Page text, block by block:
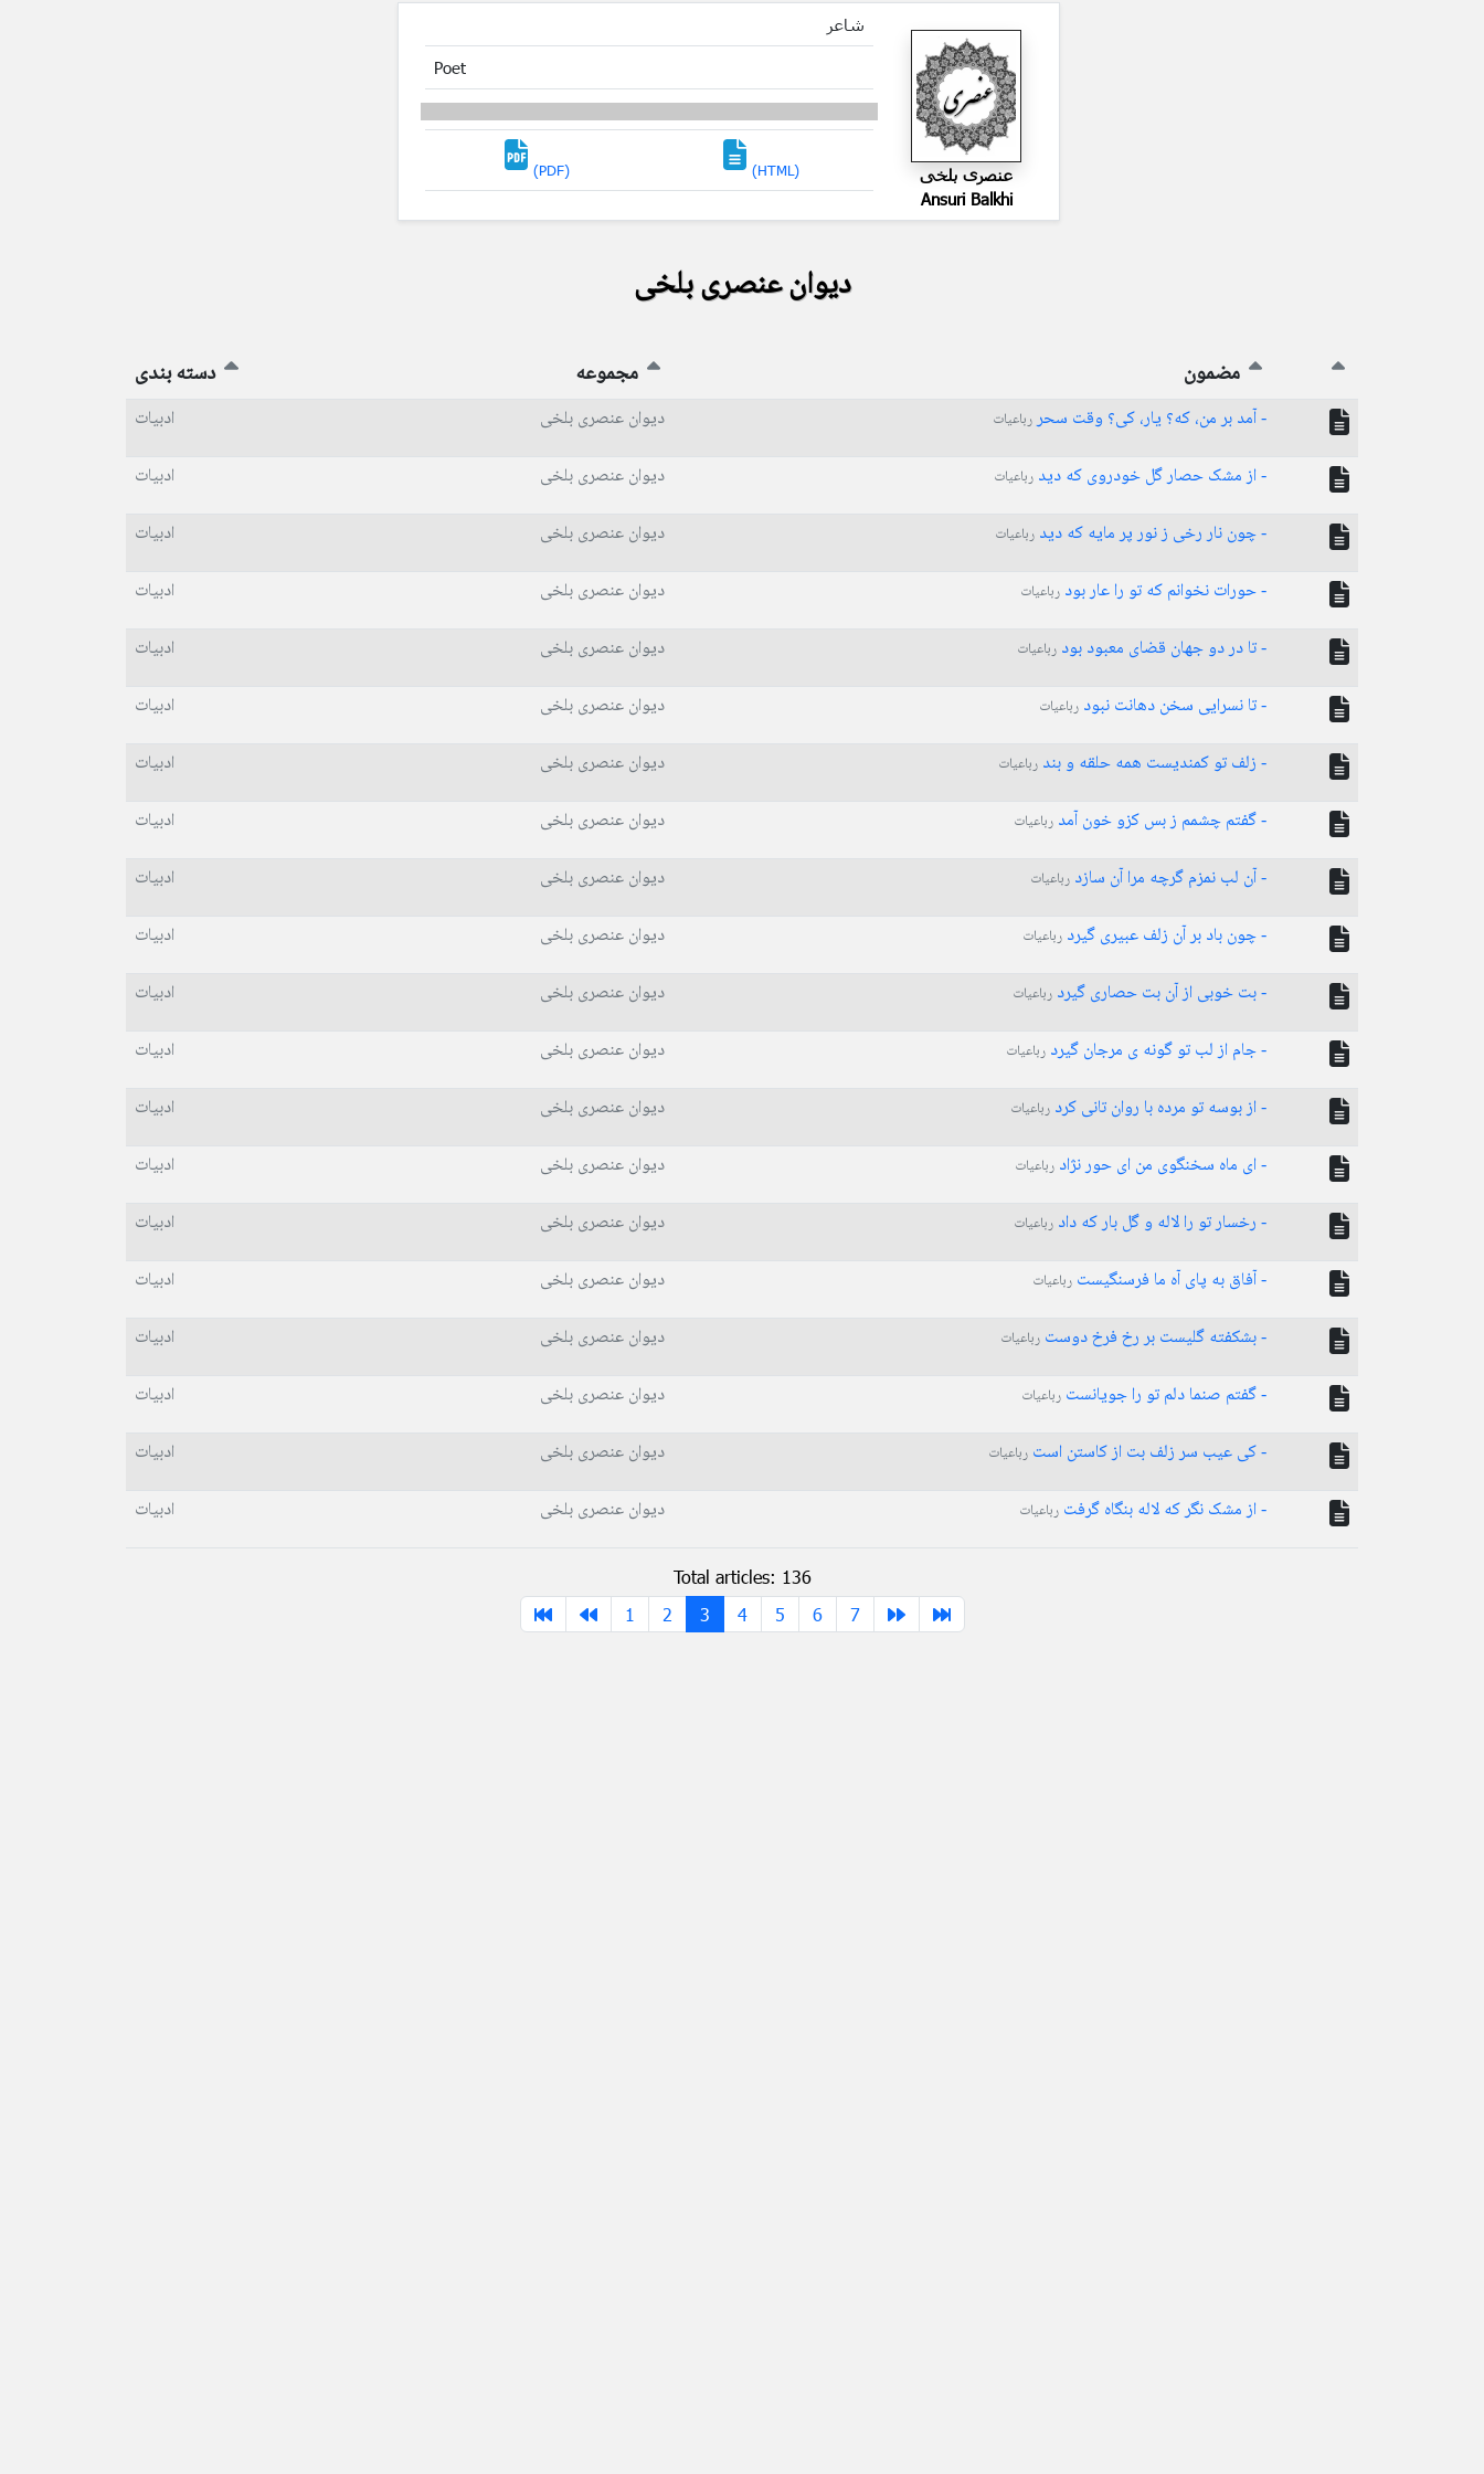
شاعر
Poet
(PDF) (HTML)
عنصری بلخی
Ansuri Balkhi
دیوان عنصری بلخی
مضمون مجموعه دسته بندی
- آمد بر من، که؟ یار، کی؟ وقت سحررباعیات دیوان عنصری بلخی
ادبیات
- از مشک حصار گل خودروی که دید رباعیات دیوان عنصری بلخی
ادبیات
- چون نار رخی ز نور پر مایه که دید رباعیات دیوان عنصری بلخی
ادبیات
- حورات نخوانم که تو را عار بود رباعیات دیوان عنصری بلخی
ادبیات
- تا در دو جهان قضای معبود بود رباعیات دیوان عنصری بلخی
ادبیات
- تا نسرایی سخن دهانت نبود رباعیات دیوان عنصری بلخی
ادبیات
- زلف تو کمندیست همه حلقه و بند رباعیات دیوان عنصری بلخی
ادبیات
- گفتم چشمم ز بس کزو خون آمد رباعیات دیوان عنصری بلخی
ادبیات
- آن لب نمزم گرچه مرا آن سازد رباعیات دیوان عنصری بلخی
ادبیات
- چون باد بر آن زلف عبیری گیرد رباعیات دیوان عنصری بلخی
ادبیات
- بت خوبی از آن بت حصاری گیرد رباعیات دیوان عنصری بلخی
ادبیات
- جام از لب تو گونه ی مرجان گیرد رباعیات دیوان عنصری بلخی
ادبیات
- از بوسه تو مرده با روان تانی کرد رباعیات دیوان عنصری بلخی
ادبیات
- ای ماه سخنگوی من ای حور نژاد رباعیات دیوان عنصری بلخی
ادبیات
- رخسار تو را لاله و گل بار که داد رباعیات دیوان عنصری بلخی
ادبیات
- آفاق به پای آه ما فرسنگیست رباعیات دیوان عنصری بلخی
ادبیات
- بشکفته گلیست بر رخ فرخ دوست رباعیات دیوان عنصری بلخی
ادبیات
- گفتم صنما دلم تو را جویانست رباعیات دیوان عنصری بلخی
ادبیات
- کی عیب سر زلف بت از کاستن است رباعیات دیوان عنصری بلخی
ادبیات
- از مشک نگر که لاله بنگاه گرفت رباعیات دیوان عنصری بلخی ادبیات
Total articles: 136
1
2 3 4 5 6 7